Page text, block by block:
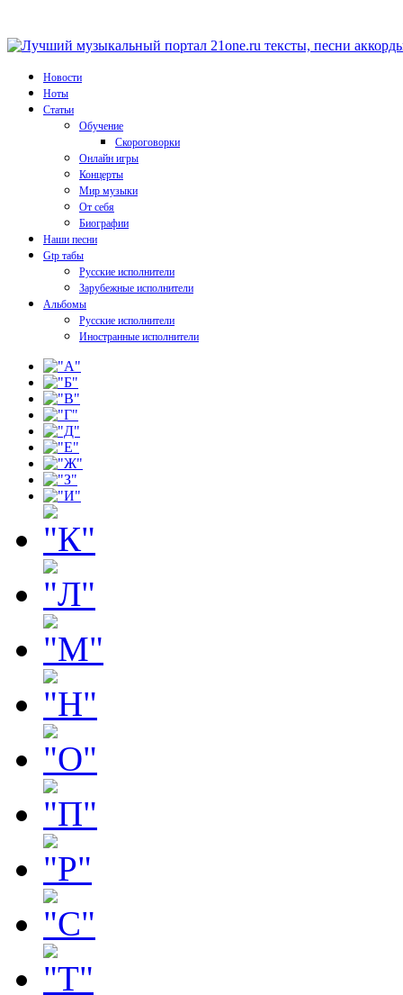
Новости
Ноты
Статьи
Обучение
Скороговорки
Онлайн игры
Концерты
Мир музыки
От себя
Биографии
Наши песни
Gtp табы
Русские исполнители
Зарубежные исполнители
Альбомы
Русские исполнители
Иностранные исполнители